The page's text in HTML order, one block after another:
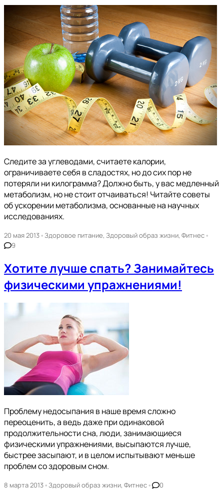
Следите за углеводами, считаете калории,
ограничиваете себя в сладостях, но до сих пор не
потеряли ни килограмма? Должно быть, у вас медленный
метаболизм, но не стоит отчаиваться! Читайте советы
об ускорении метаболизма, основанные на научных
исследованиях.
20 мая 2013•Здоровое питание, Здоровый образ жизни, Фитнес•
9
Хотите лучше спать? Занимайтесь
физическими упражнениями!
Проблему недосыпания в наше время сложно
переоценить, а ведь даже при одинаковой
продолжительности сна, люди, занимающиеся
физическими упражнениями, высыпаются лучше,
быстрее засыпают, и в целом испытывают меньше
проблем со здоровым сном.
8 марта 2013•Здоровый образ жизни, Фитнес• 0